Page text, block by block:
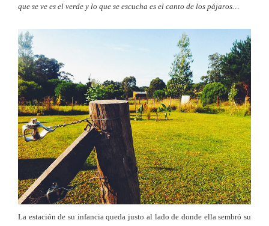
que se ve es el verde y lo que se escucha es el canto de los pájaros…
La estación de su infancia queda justo al lado de donde ella sembró su